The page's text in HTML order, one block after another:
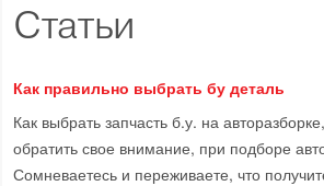
Статьи
Как правильно выбрать бу деталь
Как выбрать запчасть б.у. на
обратить свое внимание, при подборе
Сомневаетесь и переживаете, что